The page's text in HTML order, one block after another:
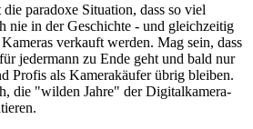
paradoxe Situation, dass so viel
nie in der Geschichte - und gleichzeitig
verkauft werden. Mag sein, dass
jedermann zu Ende geht und bald nur
Profis als Kamerakäufer übrig bleiben.
die "wilden Jahre" der Digitalkamera-